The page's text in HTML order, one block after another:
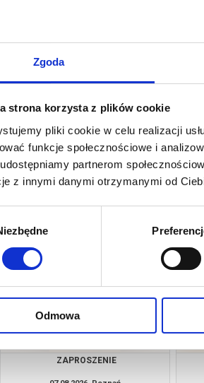
Zgoda
strona korzysta z plików cookie
pliki cookie w celu realizacji
funkcje społecznościowe i
partnerom
z innymi danymi otrzymanymi od
Odmowa
MŁODY WASZYNGTON
kup bilet
ZAPROSZENIE